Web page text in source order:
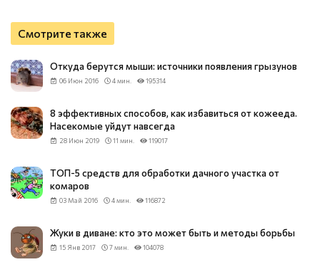
Смотрите также
Откуда берутся мыши: источники появления грызунов
06 Июн 2016 4 мин. 195314
8 эффективных способов, как избавиться от кожееда.
Насекомые уйдут навсегда
28 Июн 2019 11 мин. 119017
ТОП-5 средств для обработки дачного участка от
комаров
03 Май 2016 4 мин. 116872
Жуки в диване: кто это может быть и методы борьбы
15 Янв 2017 7 мин. 104078